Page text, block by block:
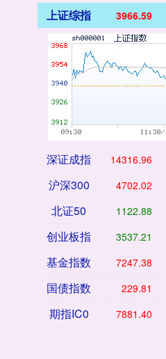
上证综指 3966.59
深证成指 14316.96
沪深300 4702.02
北证50 1122.88
创业板指 3537.21
基金指数 7247.38
国债指数 229.81
期指IC0 7881.40